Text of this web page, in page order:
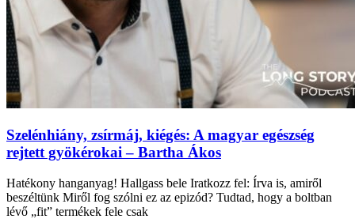
Szelénhiány, zsírmáj, kiégés: A magyar egészség
rejtett gyökérokai – Bartha Ákos
Hatékony hanganyag! Hallgass bele Iratkozz fel: Írva is, amiről
beszéltünk Miről fog szólni ez az epizód? Tudtad, hogy a boltban
lévő „fit” termékek fele csak